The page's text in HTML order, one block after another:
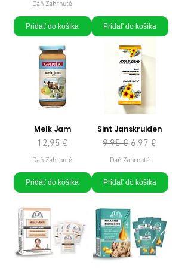
Daň Zahrnuté
Pridať do košíka Pridať do košíka
Melk Jam
Cena
12,95 €
Daň Zahrnuté
Pridať do košíka
Sint Janskruiden
Normálna cena
9,95 € Zľavnená cena
6,97 €
Daň Zahrnuté
Pridať do košíka